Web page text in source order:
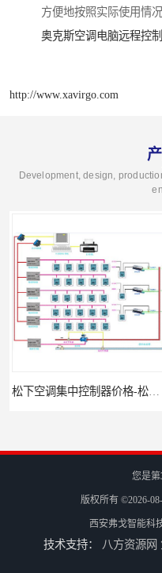
方便地按照实际使用情况
奥克斯空调电脑远程控
http://www.xavirgo.com
Development, design,
松下空调集中控制器价格-松下空调集中控制器-松下空调节能控制
您是第
版权所有 ©2026-
西安弗戈智能科
技术支持： 八方资源网